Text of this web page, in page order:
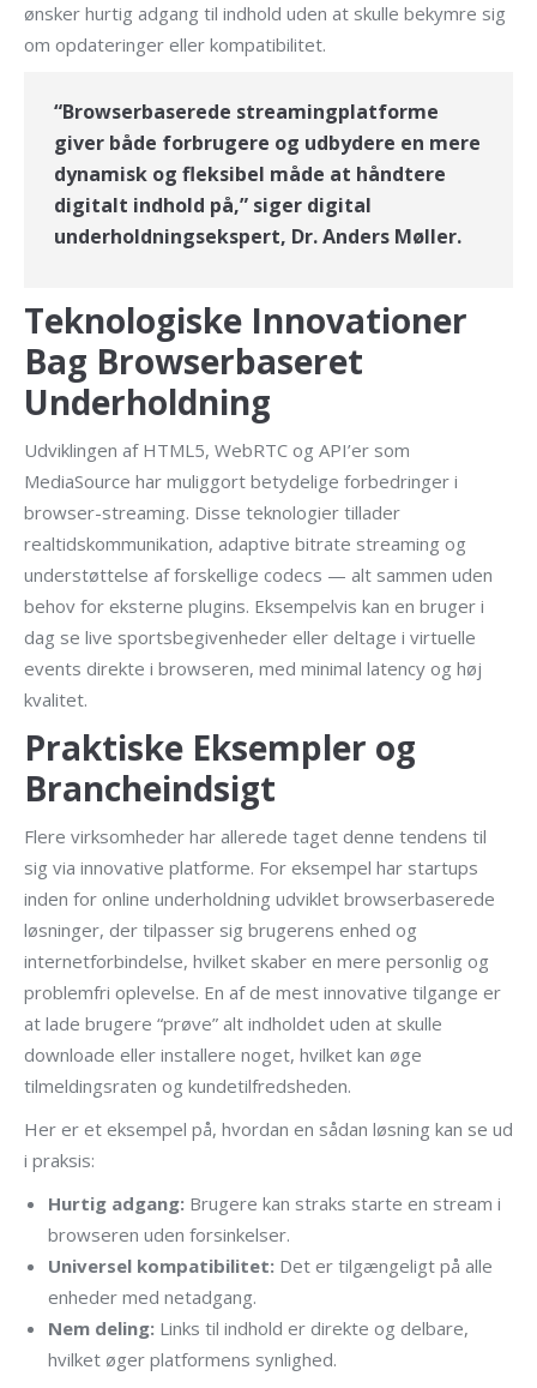
ønsker hurtig adgang til indhold uden at skulle bekymre sig
om opdateringer eller kompatibilitet.
“Browserbaserede streamingplatforme
giver både forbrugere og udbydere en mere
dynamisk og fleksibel måde at håndtere
digitalt indhold på,” siger digital
underholdningsekspert, Dr. Anders Møller.
Teknologiske Innovationer
Bag Browserbaseret
Underholdning
Udviklingen af HTML5, WebRTC og API’er som
MediaSource har muliggort betydelige forbedringer i
browser-streaming. Disse teknologier tillader
realtidskommunikation, adaptive bitrate streaming og
understøttelse af forskellige codecs — alt sammen uden
behov for eksterne plugins. Eksempelvis kan en bruger i
dag se live sportsbegivenheder eller deltage i virtuelle
events direkte i browseren, med minimal latency og høj
kvalitet.
Praktiske Eksempler og
Brancheindsigt
Flere virksomheder har allerede taget denne tendens til
sig via innovative platforme. For eksempel har startups
inden for online underholdning udviklet browserbaserede
løsninger, der tilpasser sig brugerens enhed og
internetforbindelse, hvilket skaber en mere personlig og
problemfri oplevelse. En af de mest innovative tilgange er
at lade brugere “prøve” alt indholdet uden at skulle
downloade eller installere noget, hvilket kan øge
tilmeldingsraten og kundetilfredsheden.
Her er et eksempel på, hvordan en sådan løsning kan se ud
i praksis:
Hurtig adgang: Brugere kan straks starte en stream i
browseren uden forsinkelser.
Universel kompatibilitet: Det er tilgængeligt på alle
enheder med netadgang.
Nem deling: Links til indhold er direkte og delbare,
hvilket øger platformens synlighed.